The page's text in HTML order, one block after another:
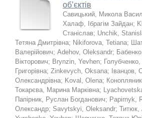
об’єктів
Савицький, Микола
Халаф, Ібрагім Зайдан;
Станіслав; Unchik,
Тетяна Дмитрівна; Nikiforova, Tetiana;
Валерійович; Adehov, Oleksandr;
Вікторович; Brynzin, Yevhen;
Григорівна; Zinkevych, Oksana; Іванцов,
Олександрівна; Koval, Olena;
Токарєва, Марина Марківна;
Папірник, Руслан Богданович; Papirnyk,
Олександр; Savytskyi, Oleksandr; Титюк,